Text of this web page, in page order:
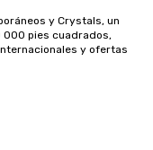
y Crystals, un
pies cuadrados,
y ofertas